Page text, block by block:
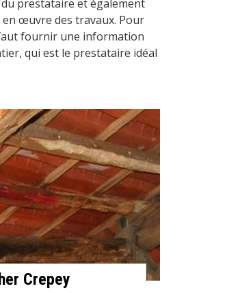
prestataire et également
œuvre des travaux. Pour
fournir une information
qui est le prestataire idéal
Crepey